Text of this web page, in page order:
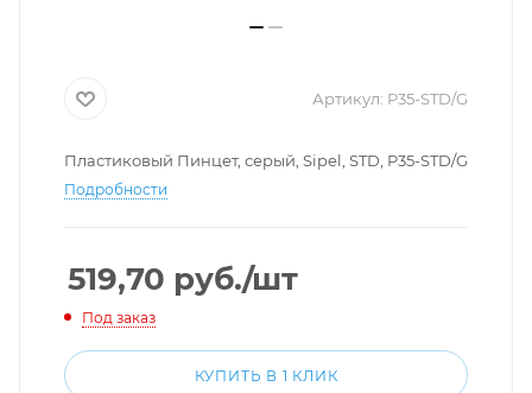
Артикул: P35-STD/G
Пластиковый Пинцет, серый, Sipel, STD, P35-STD/G
Подробности
519,70 руб./шт
Под заказ
КУПИТЬ В 1 КЛИК